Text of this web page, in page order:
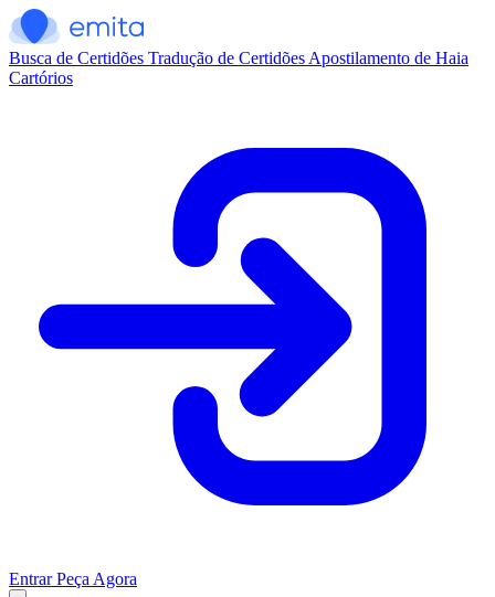
Busca de Certidões Tradução de Certidões Apostilamento de Haia
Cartórios
Entrar Peça Agora